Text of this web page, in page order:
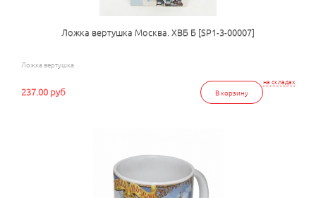
Ложка вертушка Москва. ХВБ Б [SP1-3-00007]
Ложка вертушка
на складах
В корзину
237.00 руб